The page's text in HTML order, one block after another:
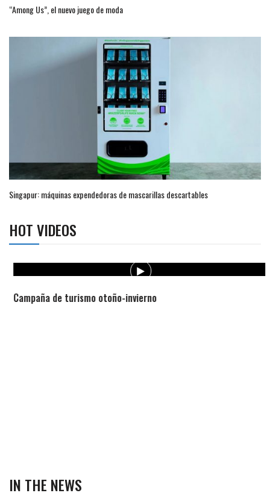
“Among Us”, el nuevo juego de moda
Singapur: máquinas expendedoras de mascarillas descartables
HOT VIDEOS
Campaña de turismo otoño-invierno
IN THE NEWS